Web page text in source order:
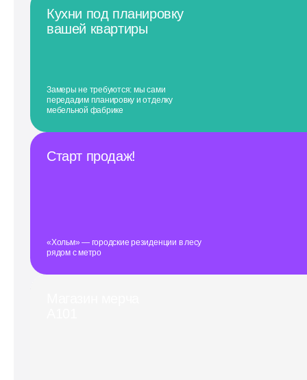
Кухни под планировку
вашей квартиры
Замеры не требуются: мы сами
передадим планировку и отделку
мебельной фабрике
Старт продаж!
«Хольм» — городские резиденции в лесу
рядом с метро